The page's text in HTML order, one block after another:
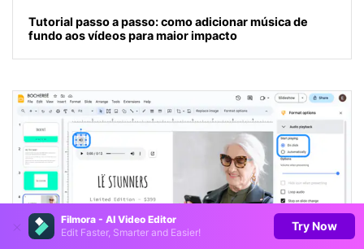
Filmora - AI Video Editor
Edit Faster, Smarter and Easier!
Try Now
Tutorial passo a passo: como adicionar música de
fundo aos vídeos para maior impacto